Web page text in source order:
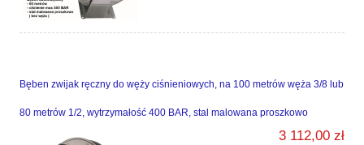
Bęben zwijak ręczny do węży ciśnieniowych, na 100 metrów węża 3/8 lub
80 metrów 1/2, wytrzymałość 400 BAR, stal malowana proszkowo
3 112,00 zł